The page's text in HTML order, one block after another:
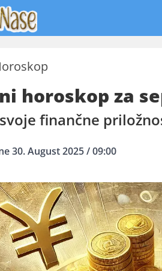
horoskop za
finančne
30. August 2025 / 09:00